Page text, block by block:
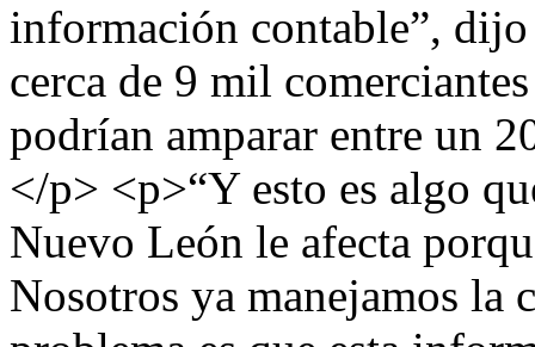
información contable”,
cerca de 9 mil
podrían amparar entre un
</p> <p>“Y esto es algo
Nuevo León le afecta
Nosotros ya manejamos la